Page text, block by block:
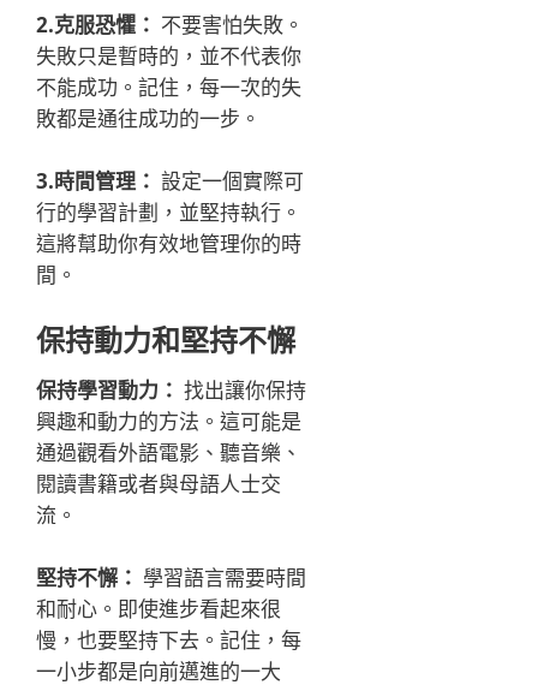
2.克服恐懼： 不要害怕失敗。
失敗只是暫時的，並不代表你
不能成功。記住，每一次的失
敗都是通往成功的一步。
3.時間管理： 設定一個實際可
行的學習計劃，並堅持執行。
這將幫助你有效地管理你的時
間。
保持動力和堅持不懈
保持學習動力： 找出讓你保持
興趣和動力的方法。這可能是
通過觀看外語電影、聽音樂、
閱讀書籍或者與母語人士交
流。
堅持不懈： 學習語言需要時間
和耐心。即使進步看起來很
慢，也要堅持下去。記住，每
一小步都是向前邁進的一大